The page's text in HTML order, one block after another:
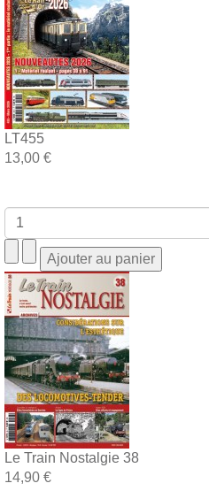
LT455
13,00 €
Le Train Nostalgie 38
14,90 €